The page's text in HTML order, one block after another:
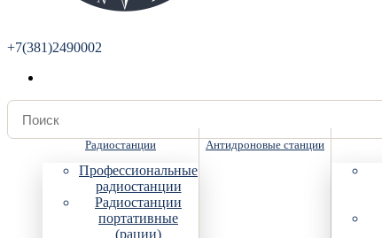
+7(381)2490002
Радиостанции
Профессиональные
радиостанции
Радиостанции
портативные
(рации)
Антидроновые станции